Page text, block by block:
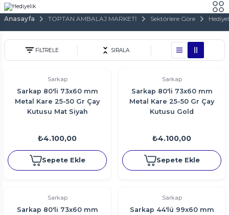
Anasayfa TOPTAN AMBALAJ MARKETİ Sektörlere Göre
FİLTRELE SIRALA
Sarkap
Sarkap 80'li 73x60 mm
Metal Kare 25-50 Gr Çay
Kutusu Mat Siyah
₺4.100,00
Sepete Ekle
Sarkap
Sarkap 80'li 73x60 mm
Metal Kare 25-50 Gr Çay
Kutusu Gold
₺4.100,00
Sepete Ekle
Sarkap
Sarkap 80'li 73x60 mm
Sarkap
Sarkap 44'lü 99x60 mm